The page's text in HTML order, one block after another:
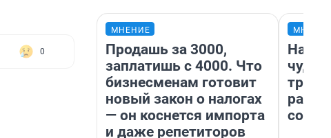
0
МНЕНИЕ
Продашь за 3000,
заплатишь с 4000. Что
бизнесменам готовит
новый закон о налогах
— он коснется импорта
и даже репетиторов